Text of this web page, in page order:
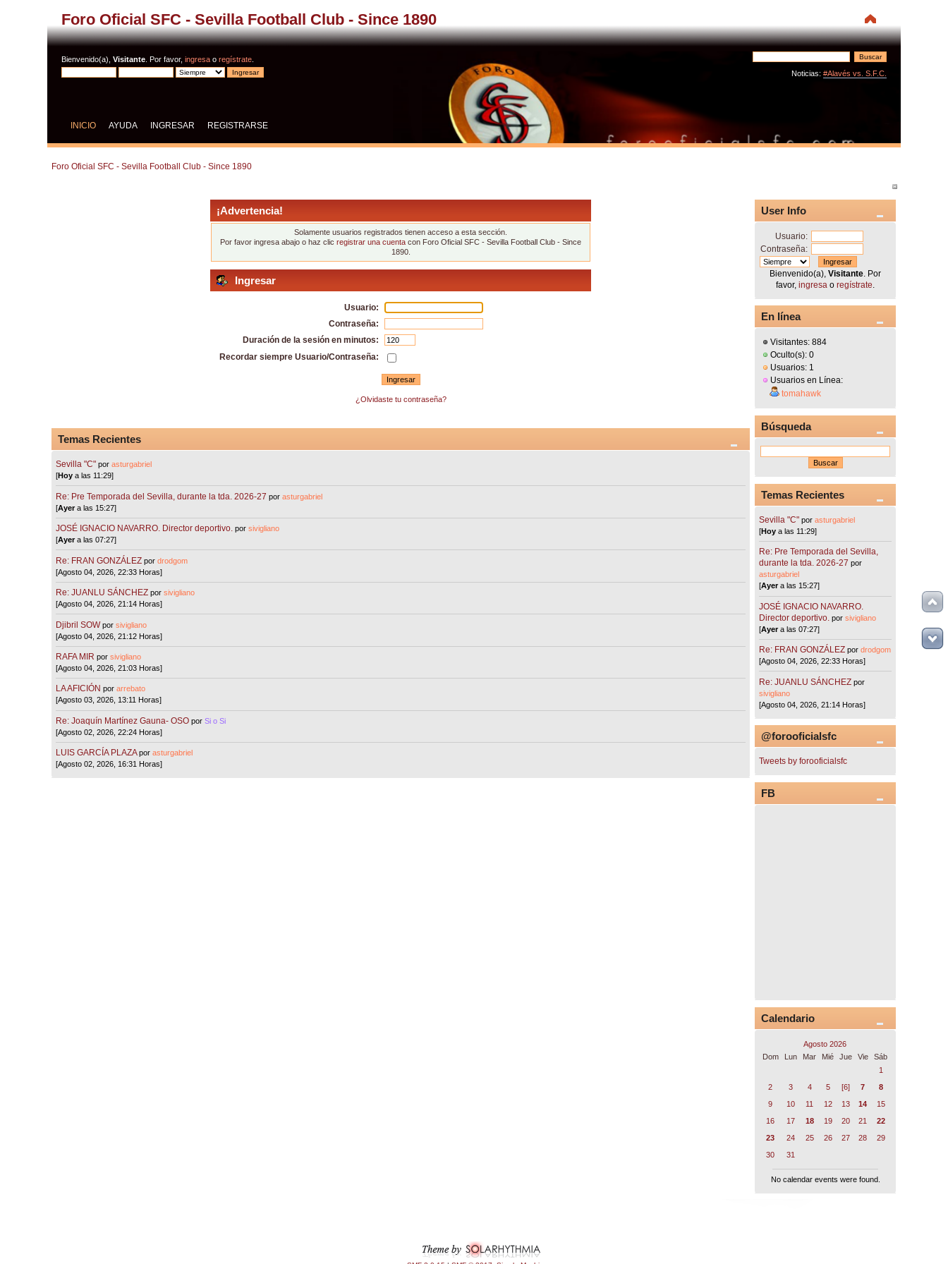
Foro Oficial SFC - Sevilla Football Club - Since 1890
Bienvenido(a),Visitante . Por favor,ingresa oregístrate
Noticias: #Alavés vs. S.F.C.
INICIO AYUDA INGRESAR REGISTRARSE
Foro Oficial SFC - Sevilla Football Club - Since 1890
¡Advertencia!
Solamente usuarios registrados tienen acceso a esta sección.
Por favor ingresa abajo o haz clicregistrar una cuenta con Foro Oficial SFC - Sevilla Football Club - Since
1890.
Ingresar
Usuario:
Contraseña:
Duración de la sesión en minutos:
Recordar siempre Usuario/Contraseña:
¿Olvidaste tu contraseña?
Temas Recientes
Sevilla "C"porasturgabriel
[Hoy a las 11:29]
Re: Pre Temporada del Sevilla, durante la tda. 2026-27 porasturgabriel
[Ayera las 15:27]
JOSÉ IGNACIO NAVARRO. Director deportivo. porsivigliano
[Ayera las 07:27]
Re: FRAN GONZÁLEZ pordrodgom
[Agosto 04, 2026, 22:33 Horas]
Re: JUANLU SÁNCHEZ porsivigliano
[Agosto 04, 2026, 21:14 Horas]
Djibril SOW porsivigliano
[Agosto 04, 2026, 21:12 Horas]
RAFA MIR porsivigliano
[Agosto 04, 2026, 21:03 Horas]
LA AFICIÓN porarrebato
[Agosto 03, 2026, 13:11 Horas]
Re: Joaquín Martínez Gauna- OSO porSi o Si
[Agosto 02, 2026, 22:24 Horas]
LUIS GARCÍA PLAZA porasturgabriel
[Agosto 02, 2026, 16:31 Horas]
User Info
Usuario:
Contraseña:
Bienvenido(a),Visitante . Por
favor,ingresa oregístrate
En línea
Visitantes: 884
Oculto(s): 0
Usuarios: 1
Usuarios en Línea:
tomahawk
Búsqueda
Temas Recientes
Sevilla "C"porasturgabriel
[Hoy a las 11:29]
Re: Pre Temporada del Sevilla,
durante la tda. 2026-27 por
asturgabriel
[Ayera las 15:27]
JOSÉ IGNACIO NAVARRO.
Director deportivo. porsivigliano
[Ayera las 07:27]
Re: FRAN GONZÁLEZ pordrodgom
[Agosto 04, 2026, 22:33 Horas]
Re: JUANLU SÁNCHEZ por
sivigliano
[Agosto 04, 2026, 21:14 Horas]
@forooficialsfc
Tweets by forooficialsfc
FB
Calendario
Agosto 2026
Dom
Lun Mar Mié Jue Vie
Sáb
1
2
3 4 5 [6] 7
8
9
10 11 12 13 14
15
16
17 18 19 20 21
22
23
24 25 26 27 28
29
30
31
No calendar events were found.